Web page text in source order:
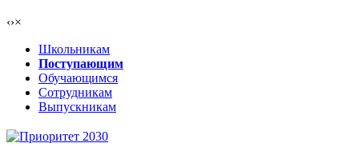
‹›×
Школьникам
Поступающим
Обучающимся
Сотрудникам
Выпускникам